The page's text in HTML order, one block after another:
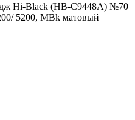
Hi-Black (HB-C9448A) №70
5200, MBk матовый